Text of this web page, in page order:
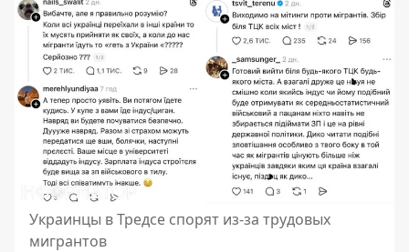
Украинцы в Тредсе спорят из-за трудовых
мигрантов